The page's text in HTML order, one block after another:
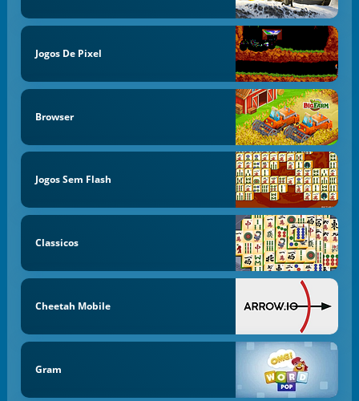
Jogos De Pixel
Browser
Jogos Sem Flash
Classicos
Cheetah Mobile
Gram